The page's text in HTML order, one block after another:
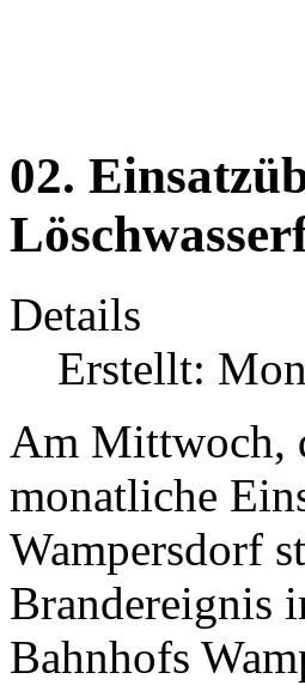
02.
Details
Erstellt:
Am Mittwoch,
monatliche
Wampersdorf
Brandereignis
Bahnhofs